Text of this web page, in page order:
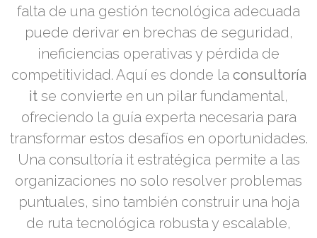
falta de una gestión tecnológica adecuada
puede derivar en brechas de seguridad,
ineficiencias operativas y pérdida de
competitividad. Aquí es donde la consultoría
it se convierte en un pilar fundamental,
ofreciendo la guía experta necesaria para
transformar estos desafíos en oportunidades.
Una consultoría it estratégica permite a las
organizaciones no solo resolver problemas
puntuales, sino también construir una hoja
de ruta tecnológica robusta y escalable,